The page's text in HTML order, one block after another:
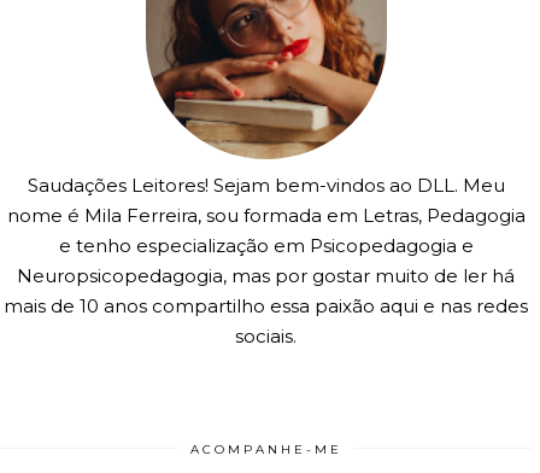
Saudações Leitores! Sejam bem-vindos ao DLL. Meu
nome é Mila Ferreira, sou formada em Letras, Pedagogia
e tenho especialização em Psicopedagogia e
Neuropsicopedagogia, mas por gostar muito de ler há
mais de 10 anos compartilho essa paixão aqui e nas redes
sociais.
ACOMPANHE-ME